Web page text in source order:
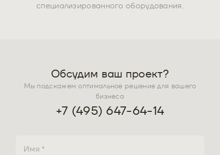
специализированного оборудования.
Обсудим ваш проект?
Мы подскажем оптимальное решение для вашего
бизнеса
+7 (495) 647-64-14